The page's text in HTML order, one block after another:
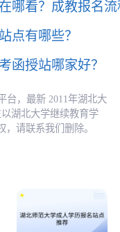
哪看？成教报名
点有哪些？
函授站哪家好？
台，最新 2011年湖北大
湖北大学继续教育学
请联系我们删除。